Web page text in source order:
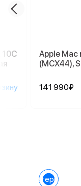
10C
Apple Mac
(MCX44),
141 990₽
Характеристики